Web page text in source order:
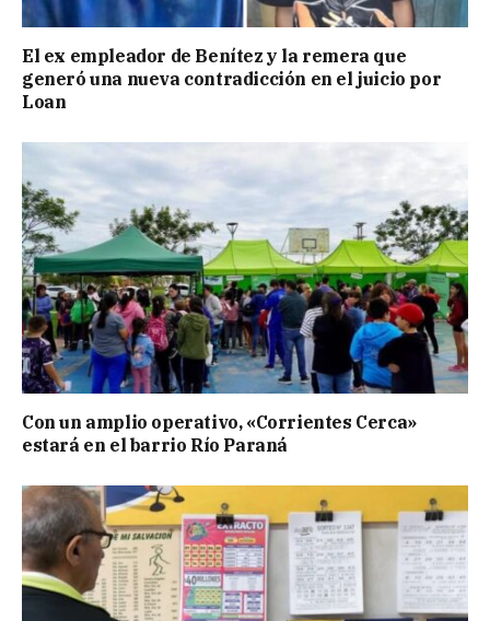
El ex empleador de Benítez y la remera que
generó una nueva contradicción en el juicio por
Loan
Con un amplio operativo, «Corrientes Cerca»
estará en el barrio Río Paraná